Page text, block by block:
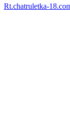
Rt.chatruletka-